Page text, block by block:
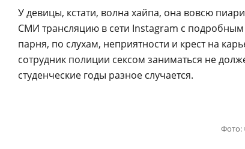
У девицы, кстати, волна хайпа, она вовсю
СМИ трансляцию в сети Instagram с
парня, по слухам, неприятности и крест на
сотрудник полиции сексом заниматься не
студенческие годы разное случается.
Фото: